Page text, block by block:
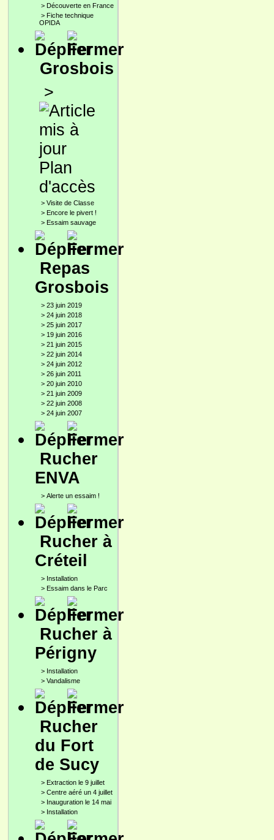
> Découverte en France
> Fiche technique
OPIDA
Grosbois
>
Plan
d'accès
> Visite de Classe
> Encore le pivert !
> Essaim sauvage
Repas
Grosbois
> 23 juin 2019
> 24 juin 2018
> 25 juin 2017
> 19 juin 2016
> 21 juin 2015
> 22 juin 2014
> 24 juin 2012
> 26 juin 2011
> 20 juin 2010
> 21 juin 2009
> 22 juin 2008
> 24 juin 2007
Rucher
ENVA
> Alerte un essaim !
Rucher à
Créteil
> Installation
> Essaim dans le Parc
Rucher à
Périgny
> Installation
> Vandalisme
Rucher
du Fort
de Sucy
> Extraction le 9 juillet
> Centre aéré un 4 juillet
> Inauguration le 14 mai
> Installation